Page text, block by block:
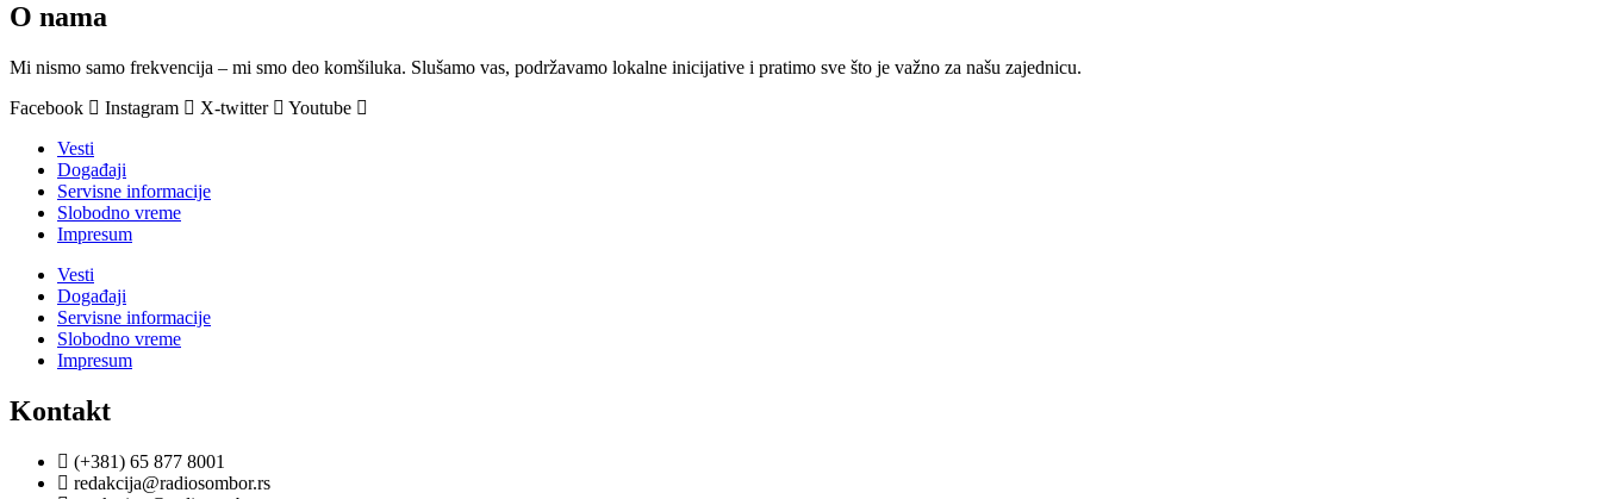
O nama
Mi nismo samo frekvencija – mi smo deo komšiluka. Slušamo vas, podržavamo lokalne inicijative i pratimo sve što je važno za našu zajednicu.
Facebook
Instagram X-twitter
Youtube
Vesti
Događaji
Servisne informacije
Slobodno vreme
Impresum
Vesti
Događaji
Servisne informacije
Slobodno vreme
Impresum
Kontakt
(+381) 65 877 8001
redakcija@radiosombor.rs